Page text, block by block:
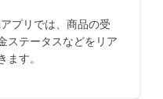
プリでは、商品の受
ステータスなどをリア
ます。